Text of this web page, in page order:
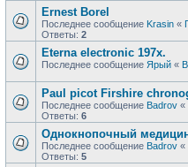
Ernest Borel
Последнее сообщение Krasin «
Ответы: 2
Eterna electronic 197х.
Последнее сообщение Ярый «
Paul picot Firshire
Последнее сообщение Badrov «
Ответы: 6
Однокнопочный
Последнее сообщение Badrov «
Ответы: 5